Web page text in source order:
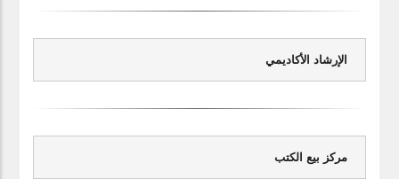
الإرشاد الأكاديمي
مركز بيع الكتب